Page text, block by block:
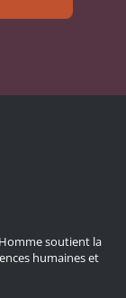
soutient la
humaines et